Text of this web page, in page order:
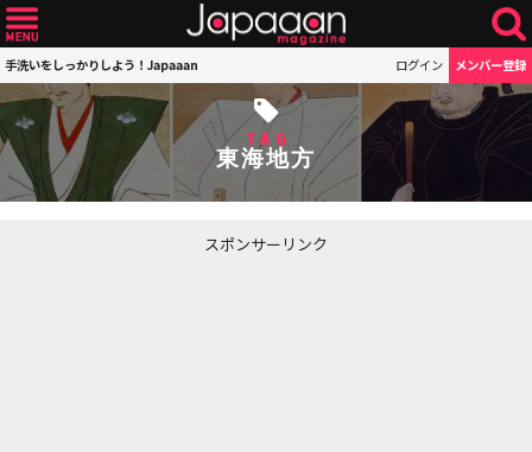
手洗いをしっかりしよう！Japaaan ログイン メンバー登録
TAG
東海地方
スポンサーリンク